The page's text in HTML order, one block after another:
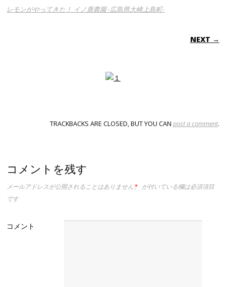
レモンがやってきた！ イノ鹿農園 -広島県大崎上島町-
NEXT →
TRACKBACKS ARE CLOSED, BUT YOU CAN post a comment.
コメントを残す
メールアドレスが公開されることはありません。
* が付いている欄は必須項目
です
コメント